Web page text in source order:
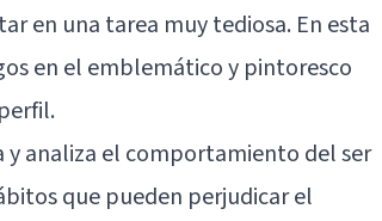
en una tarea muy tediosa. En esta
en el emblemático y pintoresco
y analiza el comportamiento del ser
que pueden perjudicar el